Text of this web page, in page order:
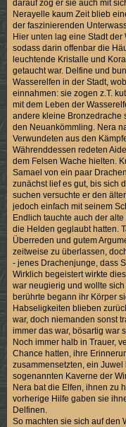
darauf zog er sie auch mit
Nerayelle kaum Zeit blieb
der faszinierenden
Hier unten lag eine Stadt
sodass darin offenbar die
leuchtende Kristalle und
getaucht war. Delfine und
Wasserelfen in der Stadt,
einnahmen: sie zogen z.T.
mit dem Leben der
andere kleine Bronzedrache
den Neuankömmling. Nera
Verwundeten aus den
Währenddessen redeten
dem Felsen Wache hielten.
Samael von ein paar
zunächst lief es gut, bis sich
suchen versuchte er den
jedoch einfach mit seinem
Endlich tauchte auch der
die Helden geglaubt hatten.
Überreden und gutem
zeitweise zu überlassen,
- jenes Drachenjunge, dass
Wirklich begeistert wirkte
war neugierig und wollte
berührte begann ihr Körper
Habseligkeiten blieben
war, doch niemanden sonst
immer das war, bösartig war
Noch immer halb in Trauer,
Chance hatten, ihre
zusammensetzten, ein
sogenannten Kaverne der
Nera bat die Elfen, ihnen zu
vorherige Hilfe gaben sie
Delfinen.
So machten sie sich auf den